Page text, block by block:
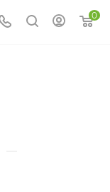
0
—